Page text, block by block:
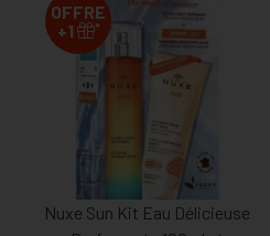
OFFRE
+1
*
Nuxe Sun Kit Eau Délicieuse